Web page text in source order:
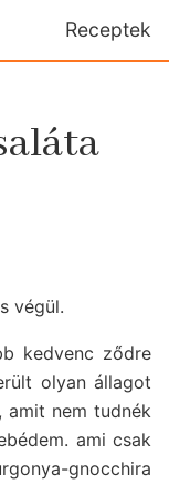
Receptek
végül.
kedvenc ződre
olyan állagot
amit nem tudnék
ami csak
gnocchira